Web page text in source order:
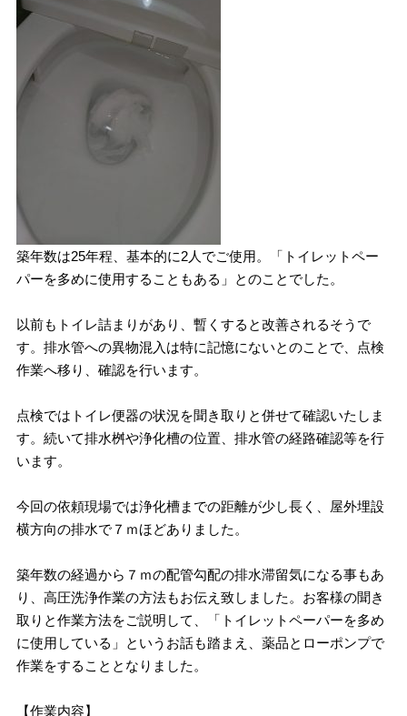
築年数は25年程、基本的に2人でご使用。「トイレットペー
パーを多めに使用することもある」とのことでした。
以前もトイレ詰まりがあり、暫くすると改善されるそうで
す。排水管への異物混入は特に記憶にないとのことで、点検
作業へ移り、確認を行います。
点検ではトイレ便器の状況を聞き取りと併せて確認いたしま
す。続いて排水桝や浄化槽の位置、排水管の経路確認等を行
います。
今回の依頼現場では浄化槽までの距離が少し長く、屋外埋設
横方向の排水で７ｍほどありました。
築年数の経過から７ｍの配管勾配の排水滞留気になる事もあ
り、高圧洗浄作業の方法もお伝え致しました。お客様の聞き
取りと作業方法をご説明して、「トイレットペーパーを多め
に使用している」というお話も踏まえ、薬品とローポンプで
作業をすることとなりました。
【作業内容】